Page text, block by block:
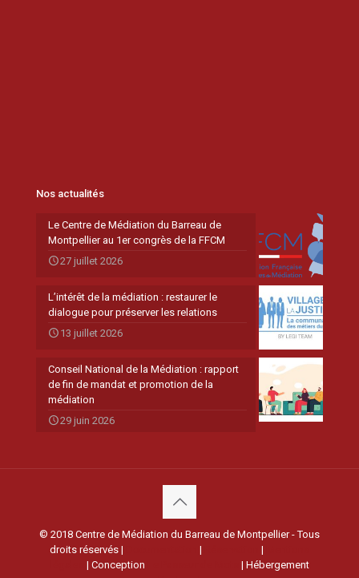
Nos actualités
Le Centre de Médiation du Barreau de
Montpellier au 1er congrès de la FFCM
27 juillet 2026
L’intérêt de la médiation : restaurer le
dialogue pour préserver les relations
13 juillet 2026
Conseil National de la Médiation : rapport
de fin de mandat et promotion de la
médiation
29 juin 2026
© 2018 Centre de Médiation du Barreau de Montpellier - Tous
droits réservés |
| |
| Conception
| Hébergement